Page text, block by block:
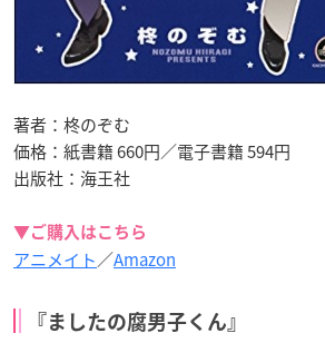
著者：柊のぞむ
価格：紙書籍 660円／電子書籍 594円
出版社：海王社
▼ご購入はこちら
アニメイト／Amazon
『ましたの腐男子くん』